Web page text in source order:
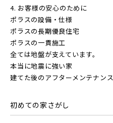
4. お客様の安心のために
ポラスの設備・仕様
ポラスの長期優良住宅
ポラスの一貫施工
全ては地盤が支えています。
本当に地震に強い家
建てた後のアフターメンテナンス
初めての家さがし